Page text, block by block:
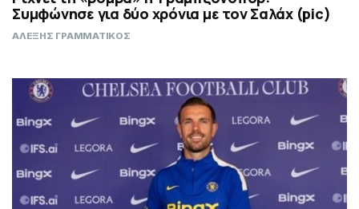
Συμφώνησε για δύο χρόνια με τον Σαλάχ (pic)
ΑΛΕΞΗΣ ΓΡΑΜΜΑΤΙΚΟΣ